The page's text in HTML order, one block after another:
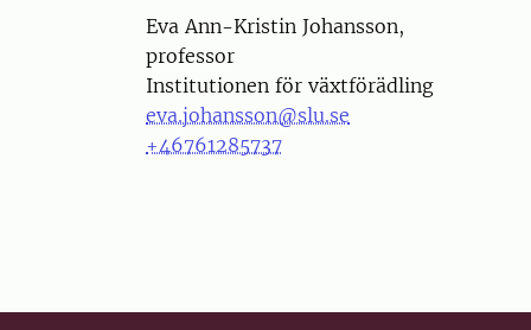
PersonEva Ann-Kristin Johansson,
professor
Institutionen för växtförädling
eva.johansson@slu.se
+46761285737